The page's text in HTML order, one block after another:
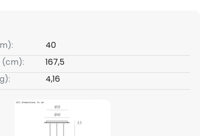
40
(cm):
167,5
4,16